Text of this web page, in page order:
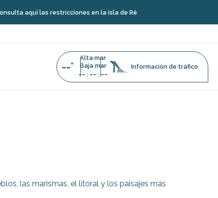
aquí las restricciones en la isla de Ré
--°
Alta mar
Baja mar
-- : -- : --
Información de tráfico
las marismas, el litoral y los paisajes más